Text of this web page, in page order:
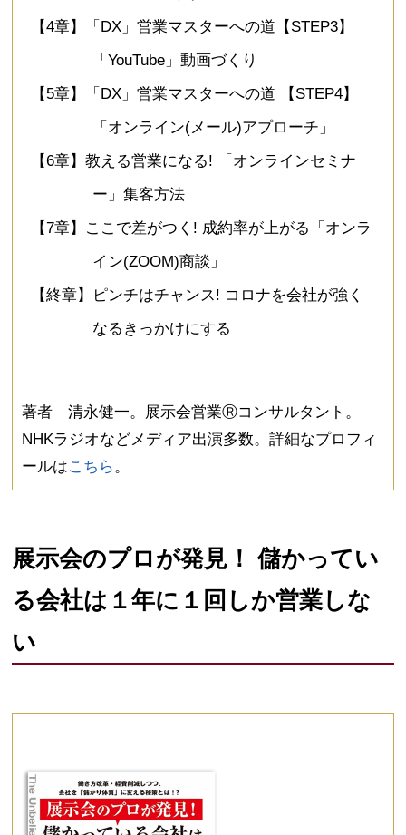
【4章】「DX」営業マスターへの道【STEP3】
「YouTube」動画づくり
【5章】「DX」営業マスターへの道 【STEP4】
「オンライン(メール)アプローチ」
【6章】教える営業になる! 「オンラインセミナ
ー」集客方法
【7章】ここで差がつく! 成約率が上がる「オンラ
イン(ZOOM)商談」
【終章】ピンチはチャンス! コロナを会社が強く
なるきっかけにする
著者 清永健一。展示会営業Ⓡコンサルタント。
NHKラジオなどメディア出演多数。詳細なプロフィ
ールはこちら 。
展示会のプロが発見！ 儲かってい
る会社は１年に１回しか営業しな
い